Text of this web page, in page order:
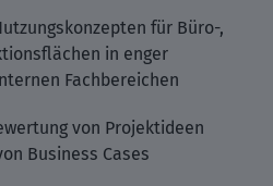
für Büro-,
in enger
Fachbereichen
von Projektideen
Business Cases